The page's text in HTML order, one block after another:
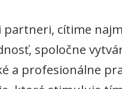
partneri, cítime
spoločne
a profesionálne